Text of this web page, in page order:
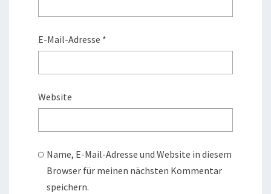
E-Mail-Adresse *
Website
Name, E-Mail-Adresse und Website in diesem
Browser für meinen nächsten Kommentar
speichern.